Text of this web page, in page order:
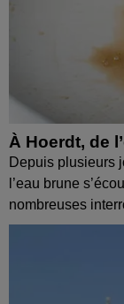
À Hoerdt, de
Depuis plusieurs
l’eau brune
nombreuses